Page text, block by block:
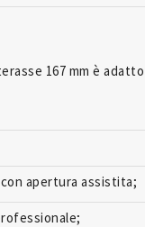
167 mm è
apertura assistita;